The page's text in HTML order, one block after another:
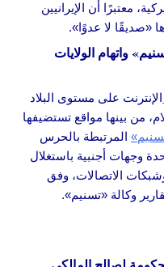
معتبرًا أن الإيرانيين
«صديقًا لا عدوًا».
واتهام الولايات
الإنترنت على مستوى البلاد
من بينها مواقع تستضيفها
المرتبطة بالحرس
وجهات أجنبية باستغلال
الاتصالات، وفق
وكالة «تسنيم».